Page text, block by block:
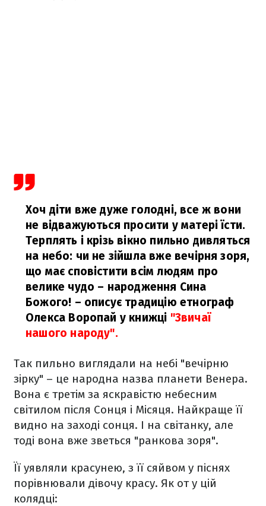
Хоч діти вже дуже голодні, все ж вони
не відважуються просити у матері їсти.
Терплять і крізь вікно пильно дивляться
на небо: чи не зійшла вже вечірня зоря,
що має сповістити всім людям про
велике чудо – народження Сина
Божого! – описує традицію етнограф
Олекса Воропай у книжці "Звичаї
нашого народу".
Так пильно виглядали на небі "вечірню
зірку" – це народна назва планети Венера.
Вона є третім за яскравістю небесним
світилом після Сонця і Місяця. Найкраще її
видно на заході сонця. І на світанку, але
тоді вона вже зветься "ранкова зоря".
Її уявляли красунею, з її сяйвом у піснях
порівнювали дівочу красу. Як от у цій
колядці: